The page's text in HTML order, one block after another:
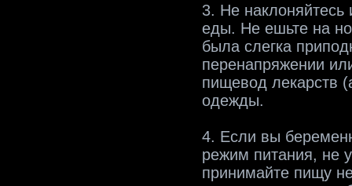
3. Не наклоняйтесь
еды. Не ешьте на
была слегка
перенапряжении
пищевод лекарств
одежды.
4. Если вы
режим питания, не
принимайте пищу